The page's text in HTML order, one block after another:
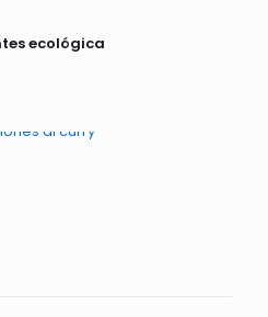
ecológica